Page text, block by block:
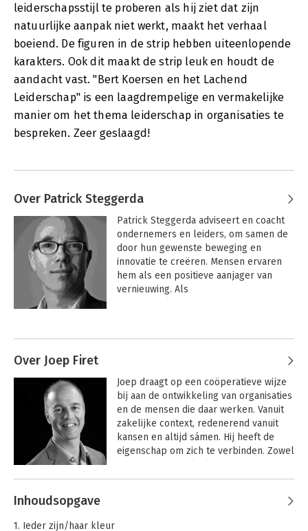
leiderschapsstijl te proberen als hij ziet dat zijn
natuurlijke aanpak niet werkt, maakt het verhaal
boeiend. De figuren in de strip hebben uiteenlopende
karakters. Ook dit maakt de strip leuk en houdt de
aandacht vast. "Bert Koersen en het Lachend
Leiderschap" is een laagdrempelige en vermakelijke
manier om het thema leiderschap in organisaties te
bespreken. Zeer geslaagd!
Over Patrick Steggerda
Patrick Steggerda adviseert en coacht
ondernemers en leiders, om samen de
door hun gewenste beweging en
innovatie te creëren. Mensen ervaren
hem als een positieve aanjager van
vernieuwing. Als
Vragen die bij hem passen hebben
betrekking op méér business,
gedragsinnovatie, leiderschap en/of
sales. Hij focust zich er graag op om de
sterke kanten nog sterker te maken.
Performance-verbetering draait om
Over Joep Firet
Joep draagt op een coöperatieve wijze
bij aan de ontwikkeling van organisaties
en de mensen die daar werken. Vanuit
zakelijke context, redenerend vanuit
kansen en altijd sámen. Hij heeft de
eigenschap om zich te verbinden. Zowel
die daarbij betrokken zijn. Dat samen
Inhoudsopgave
1. Ieder zijn/haar kleur